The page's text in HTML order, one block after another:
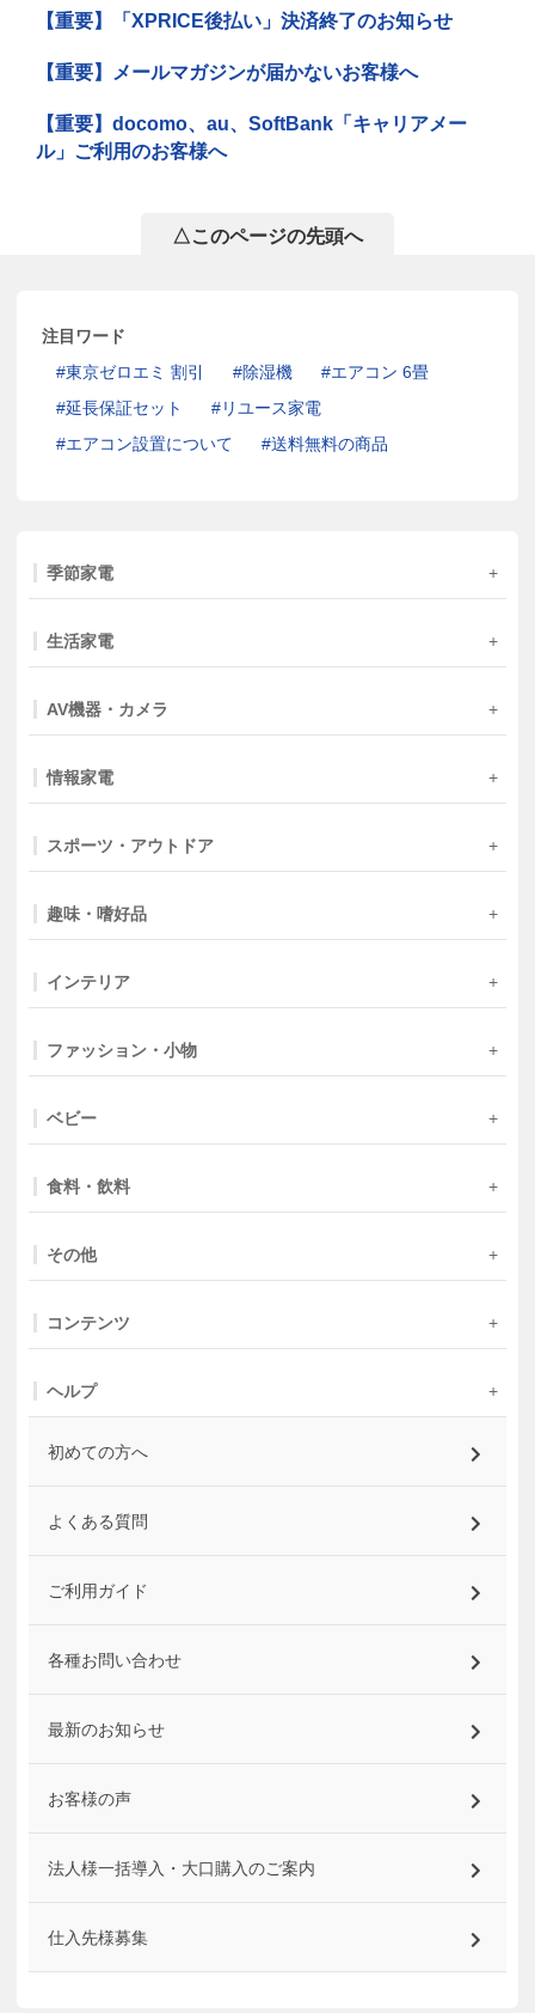
【重要】「XPRICE後払い」決済終了のお知らせ
【重要】メールマガジンが届かないお客様へ
【重要】docomo、au、SoftBank「キャリアメー
ル」ご利用のお客様へ
△このページの先頭へ
注目ワード
東京ゼロエミ 割引
除湿機
エアコン 6畳
延長保証セット
リユース家電
エアコン設置について
送料無料の商品
季節家電
生活家電
AV機器・カメラ
情報家電
スポーツ・アウトドア
趣味・嗜好品
インテリア
ファッション・小物
ベビー
食料・飲料
その他
コンテンツ
ヘルプ
初めての方へ
よくある質問
ご利用ガイド
各種お問い合わせ
最新のお知らせ
お客様の声
法人様一括導入・大口購入のご案内
仕入先様募集